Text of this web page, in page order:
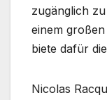
zugänglich
einem
biete dafür
Nicolas